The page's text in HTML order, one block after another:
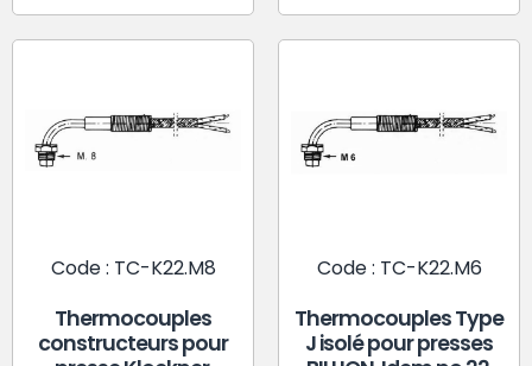
Code : TC-K22.M8
Thermocouples
constructeurs pour
Code : TC-K22.M6
Thermocouples Type
J isolé pour presses